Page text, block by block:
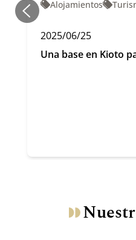
Alojamientos
2025/06/25
Una base en Kioto